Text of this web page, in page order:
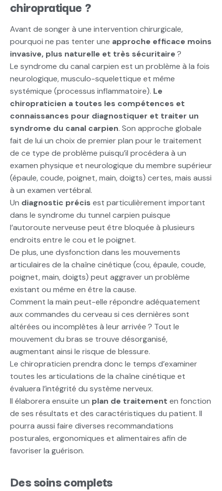
chiropratique?
Avant de songer à une intervention chirurgicale,
pourquoi ne pas tenter une approche efficace moins
invasive, plus naturelle et très sécuritaire?
Le syndrome du canal carpien est un problème à la fois
neurologique, musculo-squelettique et même
systémique (processus inflammatoire). Le
chiropraticien a toutes les compétences et
connaissances pour diagnostiquer et traiter un
syndrome du canal carpien. Son approche globale
fait de lui un choix de premier plan pour le traitement
de ce type de problème puisqu’il procédera à un
examen physique et neurologique du membre supérieur
(épaule, coude, poignet, main, doigts) certes, mais aussi
à un examen vertébral.
Un diagnostic précis est particulièrement important
dans le syndrome du tunnel carpien puisque
l’autoroute nerveuse peut être bloquée à plusieurs
endroits entre le cou et le poignet.
De plus, une dysfonction dans les mouvements
articulaires de la chaîne cinétique (cou, épaule, coude,
poignet, main, doigts) peut aggraver un problème
existant ou même en être la cause.
Comment la main peut-elle répondre adéquatement
aux commandes du cerveau si ces dernières sont
altérées ou incomplètes à leur arrivée? Tout le
mouvement du bras se trouve désorganisé,
augmentant ainsi le risque de blessure.
Le chiropraticien prendra donc le temps d’examiner
toutes les articulations de la chaîne cinétique et
évaluera l’intégrité du système nerveux.
Il élaborera ensuite un plan de traitement en fonction
de ses résultats et des caractéristiques du patient. Il
pourra aussi faire diverses recommandations
posturales, ergonomiques et alimentaires afin de
favoriser la guérison.
Des soins complets